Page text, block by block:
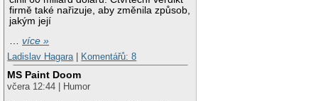
firmě také nařizuje, aby změnila způsob,
jakým její
…více »
Ladislav Hagara
Komentářů: 8
MS Paint Doom
včera 12:44 | Humor